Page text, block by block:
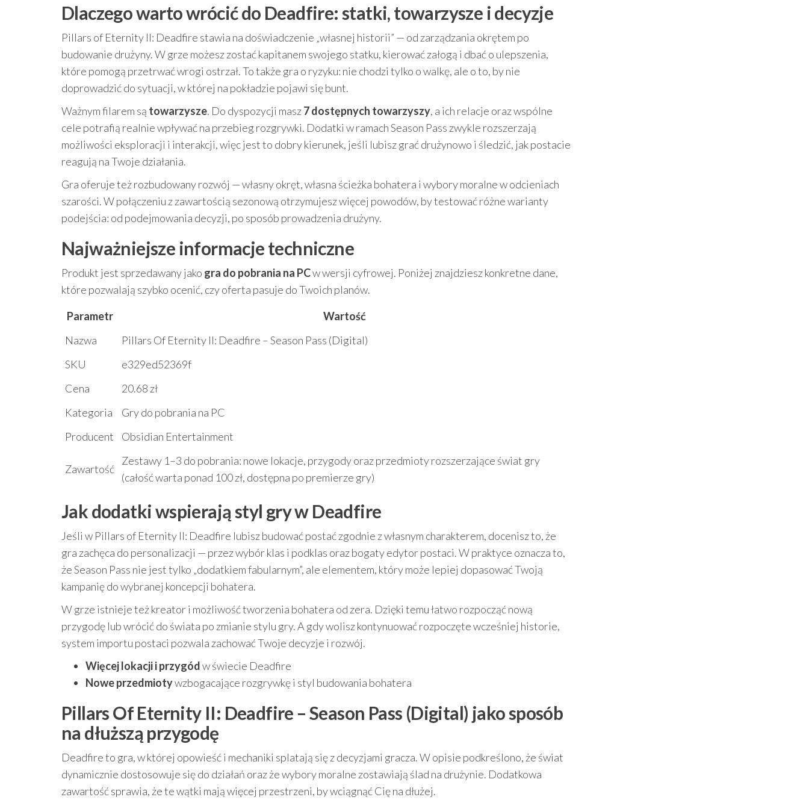
Dlaczego warto wrócić do Deadfire: statki, towarzysze i decyzje
Pillars of Eternity II: Deadfire stawia na doświadczenie „własnej historii” — od zarządzania okrętem po
budowanie drużyny. W grze możesz zostać kapitanem swojego statku, kierować załogą i dbać o ulepszenia,
które pomogą przetrwać wrogi ostrzał. To także gra o ryzyku: nie chodzi tylko o walkę, ale o to, by nie
doprowadzić do sytuacji, w której na pokładzie pojawi się bunt.
Ważnym filarem są towarzysze. Do dyspozycji masz7 dostępnych towarzyszy, a ich relacje oraz wspólne
cele potrafią realnie wpływać na przebieg rozgrywki. Dodatki w ramach Season Pass zwykle rozszerzają
możliwości eksploracji i interakcji, więc jest to dobry kierunek, jeśli lubisz grać drużynowo i śledzić, jak postacie
reagują na Twoje działania.
Gra oferuje też rozbudowany rozwój — własny okręt, własna ścieżka bohatera i wybory moralne w odcieniach
szarości. W połączeniu z zawartością sezonową otrzymujesz więcej powodów, by testować różne warianty
podejścia: od podejmowania decyzji, po sposób prowadzenia drużyny.
Najważniejsze informacje techniczne
Produkt jest sprzedawany jako gra do pobrania na PCw wersji cyfrowej. Poniżej znajdziesz konkretne dane,
które pozwalają szybko ocenić, czy oferta pasuje do Twoich planów.
Parametr
Wartość
Nazwa
Pillars Of Eternity II: Deadfire – Season Pass (Digital)
SKU
e329ed52369f
Cena
20.68 zł
Kategoria
Gry do pobrania na PC
Producent
Obsidian Entertainment
Zawartość
Zestawy 1–3 do pobrania: nowe lokacje, przygody oraz przedmioty rozszerzające świat gry
(całość warta ponad 100 zł, dostępna po premierze gry)
Jak dodatki wspierają styl gry w Deadfire
Jeśli w Pillars of Eternity II: Deadfire lubisz budować postać zgodnie z własnym charakterem, docenisz to, że
gra zachęca do personalizacji — przez wybór klas i podklas oraz bogaty edytor postaci. W praktyce oznacza to,
że Season Pass nie jest tylko „dodatkiem fabularnym”, ale elementem, który może lepiej dopasować Twoją
kampanię do wybranej koncepcji bohatera.
W grze istnieje też kreator i możliwość tworzenia bohatera od zera. Dzięki temu łatwo rozpocząć nową
przygodę lub wrócić do świata po zmianie stylu gry. A gdy wolisz kontynuować rozpoczęte wcześniej historie,
system importu postaci pozwala zachować Twoje decyzje i rozwój.
Więcej lokacji i przygódw świecie Deadfire
Nowe przedmiotywzbogacające rozgrywkę i styl budowania bohatera
Pillars Of Eternity II: Deadfire – Season Pass (Digital) jako sposób
na dłuższą przygodę
Deadfire to gra, w której opowieść i mechaniki splatają się z decyzjami gracza. W opisie podkreślono, że świat
dynamicznie dostosowuje się do działań oraz że wybory moralne zostawiają ślad na drużynie. Dodatkowa
zawartość sprawia, że te wątki mają więcej przestrzeni, by wciągnąć Cię na dłużej.